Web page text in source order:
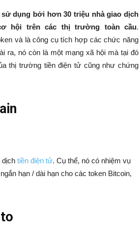
dụng bởi hơn 30 triệu nhà giao dịch
hội trên các thị trường toàn cầu.
và là công cụ tích hợp các chức năng
ra, nó còn là một mạng xã hội mà tại đó
thị trường tiền điện tử cũng như chứng
dịch tiền điện tử. Cụ thể, nó có nhiệm vụ
hạn / dài hạn cho các token Bitcoin,